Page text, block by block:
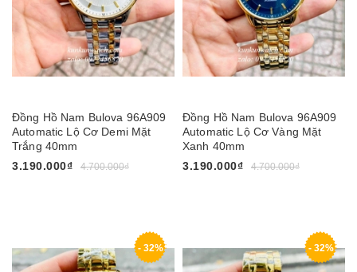
Đồng Hồ Nam Bulova 96A909
Automatic Lộ Cơ Demi Mặt
Trắng 40mm
3.190.000₫
4.700.000₫
Đồng Hồ Nam Bulova 96A909
Automatic Lộ Cơ Vàng Mặt
Xanh 40mm
3.190.000₫
4.700.000₫
- 32% - 32%